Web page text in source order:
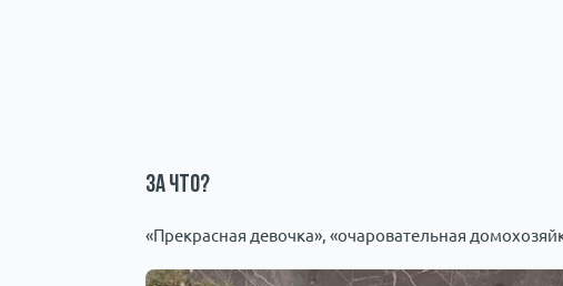
За что?
«Прекрасная девочка», «очаровательная